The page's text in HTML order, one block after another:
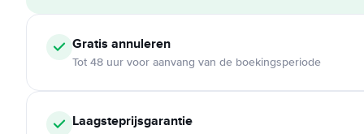
Gratis annuleren
Tot 48 uur voor aanvang van de boekingsperiode
Laagsteprijsgarantie